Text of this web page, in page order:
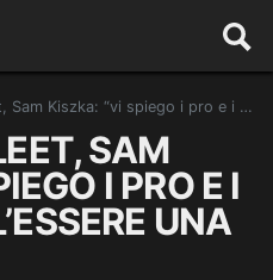
“vi spiego i pro e i contro dell’essere una rockstar”
SAM
I PRO E I
UNA